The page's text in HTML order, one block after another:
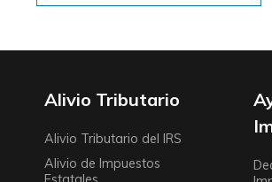
Alivio Tributario
Alivio Tributario del IRS
Alivio de Impuestos